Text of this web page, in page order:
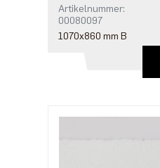
Artikelnummer:
00080097
1070x860 mm B